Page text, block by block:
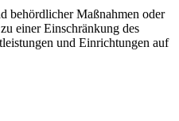
behördlicher Maßnahmen oder
einer Einschränkung des
und Einrichtungen auf